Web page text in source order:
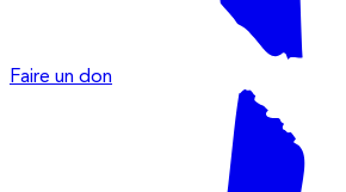
Faire un don